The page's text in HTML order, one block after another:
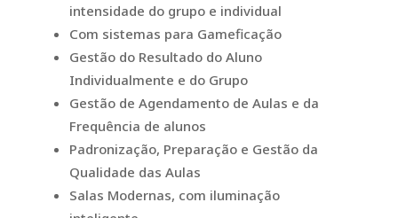
intensidade do grupo e individual
Com sistemas para Gameficação
Gestão do Resultado do Aluno
Individualmente e do Grupo
Gestão de Agendamento de Aulas e da
Frequência de alunos
Padronização, Preparação e Gestão da
Qualidade das Aulas
Salas Modernas, com iluminação